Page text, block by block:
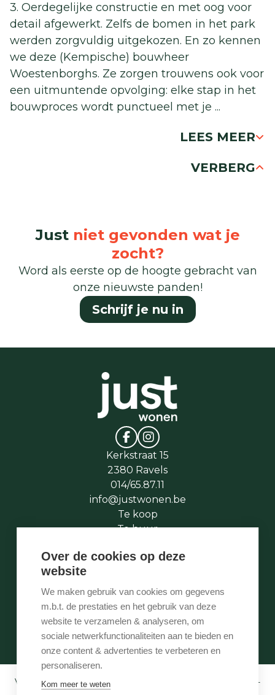
3. Oerdegelijke constructie en met oog voor
detail afgewerkt. Zelfs de bomen in het park
werden zorgvuldig uitgekozen. En zo kennen
we deze (Kempische) bouwheer
Woestenborghs. Ze zorgen trouwens ook voor
een uitmuntende opvolging: elke stap in het
bouwproces wordt punctueel met je ...
LEES MEER
VERBERG
Just niet gevonden wat je
zocht?
Word als eerste op de hoogte gebracht van
onze nieuwste panden!
Schrijf je nu in
Kerkstraat 15
2380 Ravels
014/65.87.11
info@justwonen.be
Te koop
Te huur
Stukje geschiedenis
Onze services
Contact
Te vroeg
Eigenaarslogin
Vastgoedmakelaar-bemiddelaar BIV België BIV 507.005 -
Over de cookies op deze
website
We maken gebruik van cookies om gegevens
m.b.t. de prestaties en het gebruik van deze
website te verzamelen & analyseren, om
sociale netwerkfunctionaliteiten aan te bieden en
onze content & advertenties te verbeteren en
personaliseren.
Kom meer te weten